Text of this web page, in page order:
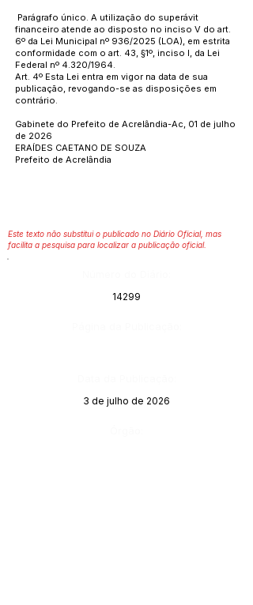
Parágrafo único. A utilização do superávit
financeiro atende ao disposto no inciso V do art.
6º da Lei Municipal nº 936/2025 (LOA), em estrita
conformidade com o art. 43, §1º, inciso I, da Lei
Federal nº 4.320/1964.
Art. 4º Esta Lei entra em vigor na data de sua
publicação, revogando-se as disposições em
contrário.
Gabinete do Prefeito de Acrelândia-Ac, 01 de julho
de 2026
ERAÍDES CAETANO DE SOUZA
Prefeito de Acrelândia
Este texto não substitui o publicado no Diário Oficial, mas
facilita a pesquisa para localizar a publicação oficial.
14299
3 de julho de 2026